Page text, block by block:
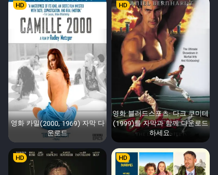
영화 카밀(2000, 1969) 자막 다
운로드
HD
영화 블러드스포츠: 다크 쿠미테
(1999)를 자막과 함께 다운로드
하세요.
HD
HD HD